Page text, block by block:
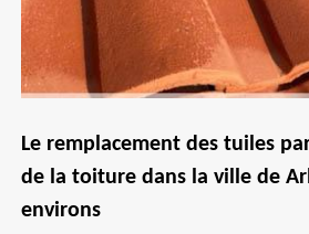
Le remplacement des tuiles
de la toiture dans la ville de
environs